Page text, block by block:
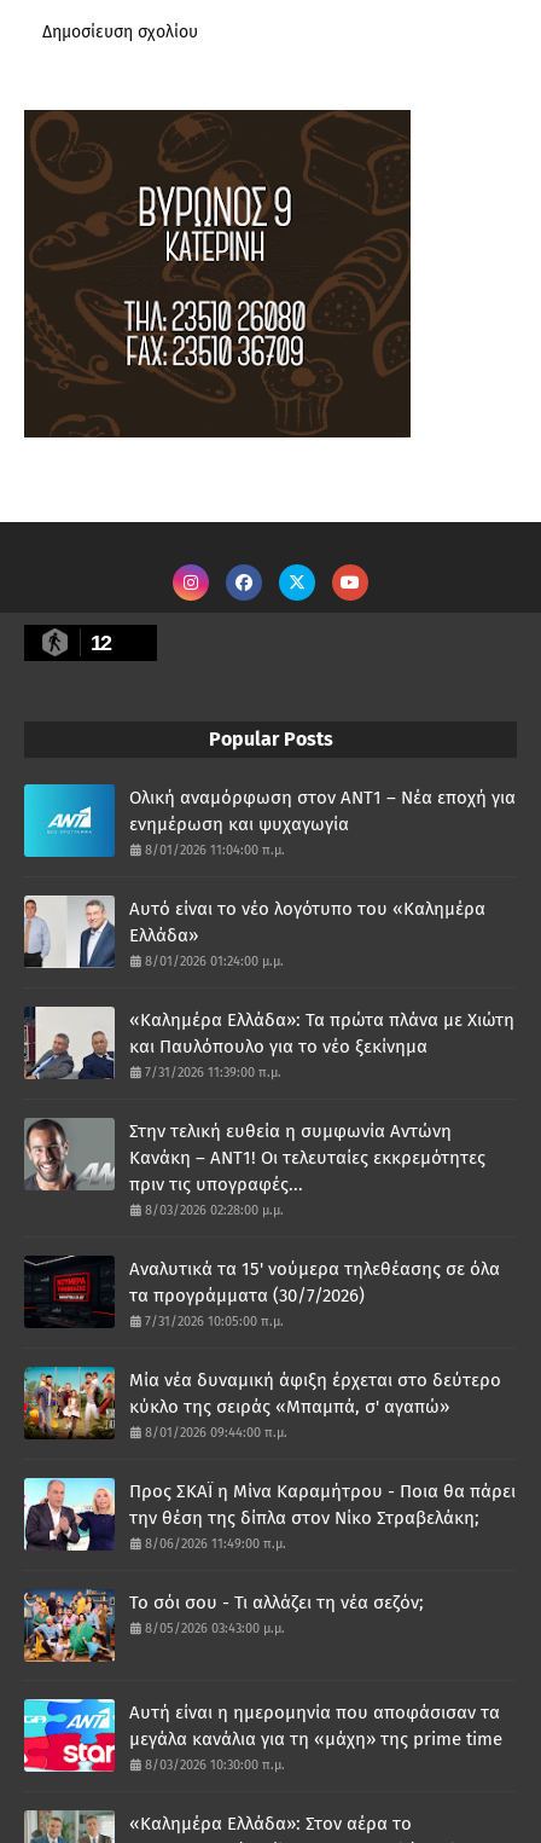
Δημοσίευση σχολίου
12
Popular Posts
Ολική αναμόρφωση στον ΑΝΤ1 – Νέα εποχή για
ενημέρωση και ψυχαγωγία
8/01/2026 11:04:00 π.μ.
Αυτό είναι το νέο λογότυπο του «Καλημέρα
Ελλάδα»
8/01/2026 01:24:00 μ.μ.
«Καλημέρα Ελλάδα»: Τα πρώτα πλάνα με Χιώτη
και Παυλόπουλο για το νέο ξεκίνημα
7/31/2026 11:39:00 π.μ.
Στην τελική ευθεία η συμφωνία Αντώνη
Κανάκη – ΑΝΤ1! Οι τελευταίες εκκρεμότητες
πριν τις υπογραφές...
8/03/2026 02:28:00 μ.μ.
Αναλυτικά τα 15' νούμερα τηλεθέασης σε όλα
τα προγράμματα (30/7/2026)
7/31/2026 10:05:00 π.μ.
Μία νέα δυναμική άφιξη έρχεται στο δεύτερο
κύκλο της σειράς «Μπαμπά, σ' αγαπώ»
8/01/2026 09:44:00 π.μ.
Προς ΣΚΑΪ η Μίνα Καραμήτρου - Ποια θα πάρει
την θέση της δίπλα στον Νίκο Στραβελάκη;
8/06/2026 11:49:00 π.μ.
Το σόι σου - Τι αλλάζει τη νέα σεζόν;
8/05/2026 03:43:00 μ.μ.
Αυτή είναι η ημερομηνία που αποφάσισαν τα
μεγάλα κανάλια για τη «μάχη» της prime time
8/03/2026 10:30:00 π.μ.
«Καλημέρα Ελλάδα»: Στον αέρα το